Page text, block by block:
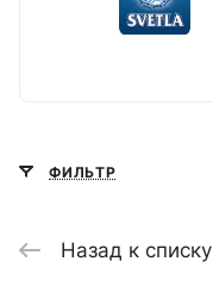
ФИЛЬТР
Назад к списку